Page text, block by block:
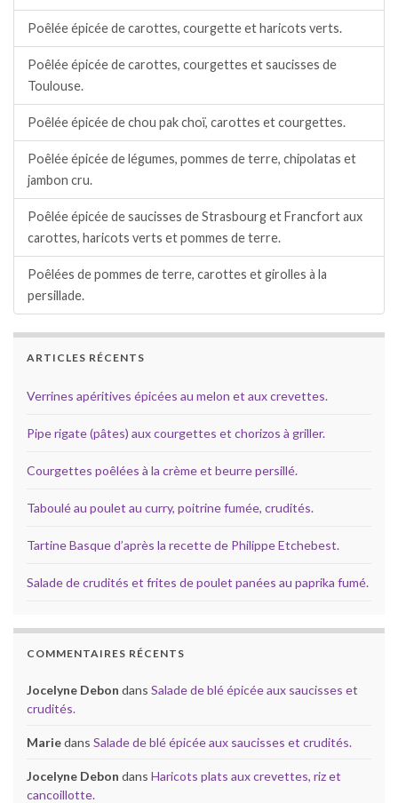
Poêlée épicée de carottes, courgette et haricots verts.
Poêlée épicée de carottes, courgettes et saucisses de
Toulouse.
Poêlée épicée de chou pak choï, carottes et courgettes.
Poêlée épicée de légumes, pommes de terre, chipolatas et
jambon cru.
Poêlée épicée de saucisses de Strasbourg et Francfort aux
carottes, haricots verts et pommes de terre.
Poêlées de pommes de terre, carottes et girolles à la
persillade.
ARTICLES RÉCENTS
Verrines apéritives épicées au melon et aux crevettes.
Pipe rigate (pâtes) aux courgettes et chorizos à griller.
Courgettes poêlées à la crème et beurre persillé.
Taboulé au poulet au curry, poitrine fumée, crudités.
Tartine Basque d’après la recette de Philippe Etchebest.
Salade de crudités et frites de poulet panées au paprika fumé.
COMMENTAIRES RÉCENTS
Jocelyne Debon dans Salade de blé épicée aux saucisses et
crudités.
Mariedans Salade de blé épicée aux saucisses et crudités.
Jocelyne Debon dans Haricots plats aux crevettes, riz et
cancoillotte.